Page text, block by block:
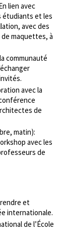
lien avec
étudiants et les
avec des
maquettes, à
communauté
avec la
de
matin):
avec les
de
et
internationale.
de l’École